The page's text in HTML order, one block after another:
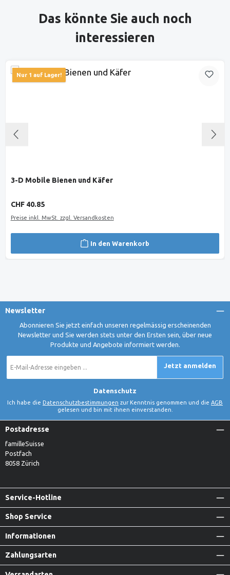
Produktgalerie überspringen
Das könnte Sie auch noch
interessieren
Nur 1 auf Lager!
3-D Mobile Bienen und Käfer
Regulärer Preis:
CHF 40.85
Preise inkl. MwSt. zzgl. Versandkosten
In den Warenkorb
Newsletter
Abonnieren Sie jetzt einfach unseren regelmässig erscheinenden
Newsletter und Sie werden stets unter den Ersten sein, über neue
Produkte und Angebote informiert werden.
Mail-
Jetzt anmelden
Datenschutz
Ich habe die Datenschutzbestimmungen zur Kenntnis genommen und die AGB
gelesen und bin mit ihnen einverstanden.
Postadresse
familleSuisse
Postfach
8058 Zürich
Service-Hotline
Shop Service
Informationen
Zahlungsarten